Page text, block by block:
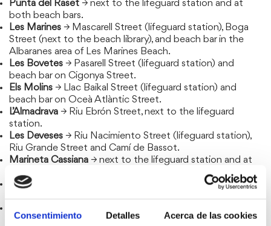
Consentimiento Detalles Acerca de las cookies
Punta del Raset → next to the lifeguard station and at
both beach bars.
Les Marines → Mascarell Street (lifeguard station), Boga
Street (next to the beach library), and beach bar in the
Albaranes area of Les Marines Beach.
Les Bovetes → Pasarell Street (lifeguard station) and
beach bar on Cigonya Street.
Els Molins → Llac Baikal Street (lifeguard station) and
beach bar on Oceà Atlàntic Street.
L’Almadrava → Riu Ebrón Street, next to the lifeguard
station.
Les Deveses → Riu Nacimiento Street (lifeguard station),
Riu Grande Street and Camí de Bassot.
Marineta Cassiana → next to the lifeguard station and at
Les Rotes
→ Trampolí area (Fénix Street, next to the
Arenetes (final roundabout).